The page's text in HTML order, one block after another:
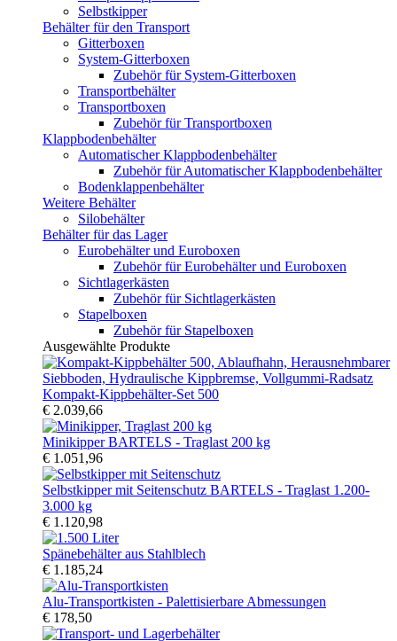
Selbstkipper
Behälter für den Transport
Gitterboxen
System-Gitterboxen
Zubehör für System-Gitterboxen
Transportbehälter
Transportboxen
Zubehör für Transportboxen
Klappbodenbehälter
Automatischer Klappbodenbehälter
Zubehör für Automatischer Klappbodenbehälter
Bodenklappenbehälter
Weitere Behälter
Silobehälter
Behälter für das Lager
Eurobehälter und Euroboxen
Zubehör für Eurobehälter und Euroboxen
Sichtlagerkästen
Zubehör für Sichtlagerkästen
Stapelboxen
Zubehör für Stapelboxen
Ausgewählte Produkte
Kompakt-Kippbehälter-Set 500
€ 2.039,66
Minikipper BARTELS - Traglast 200 kg
€ 1.051,96
Selbstkipper mit Seitenschutz BARTELS - Traglast 1.200-
3.000 kg
€ 1.120,98
Spänebehälter aus Stahlblech
€ 1.185,24
Alu-Transportkisten - Palettisierbare Abmessungen
€ 178,50